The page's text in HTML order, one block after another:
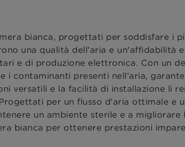
bianca, progettati per soddisfare i
una qualità dell'aria e un'affidabilità
e di produzione elettronica. Con un
i contaminanti presenti nell'aria,
versatili e la facilità di installazione li
per un flusso d'aria ottimale e
un ambiente sterile e a migliorare
bianca per ottenere prestazioni